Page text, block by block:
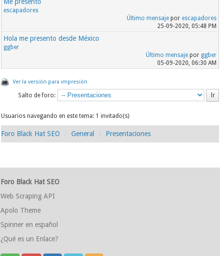
escapadores
Último mensajepor escapadores
25-09-2020, 05:48 PM
Hola me presento desde México
ggber
Último mensajepor ggber
05-09-2020, 06:30 AM
Ver la versión para impresión
Salto de foro:
Usuarios navegando en este tema: 1 invitado(s)
Foro Black Hat SEO General Presentaciones
Foro Black Hat SEO
Web Scraping API
Apolo Theme
Spinner en español
¿Qué es un Enlace?